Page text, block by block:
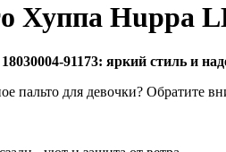
Хуппа Huppa
91173: яркий стиль и
пальто для девочки? Обратите